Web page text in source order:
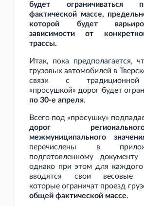
будет
фактической массе,
которой будет
зависимости от
трассы.
Итак, пока предполагается,
грузовых автомобилей в
связи с традиционной
«просушкой» дорог будет
по 30-е апреля.
Всего под «просушку»
дорог
межмуниципального
перечислены в
подготовленному документу
однако при этом для каждого
вводятся свои весовые
которые ограничат проезд
общей фактической массе.